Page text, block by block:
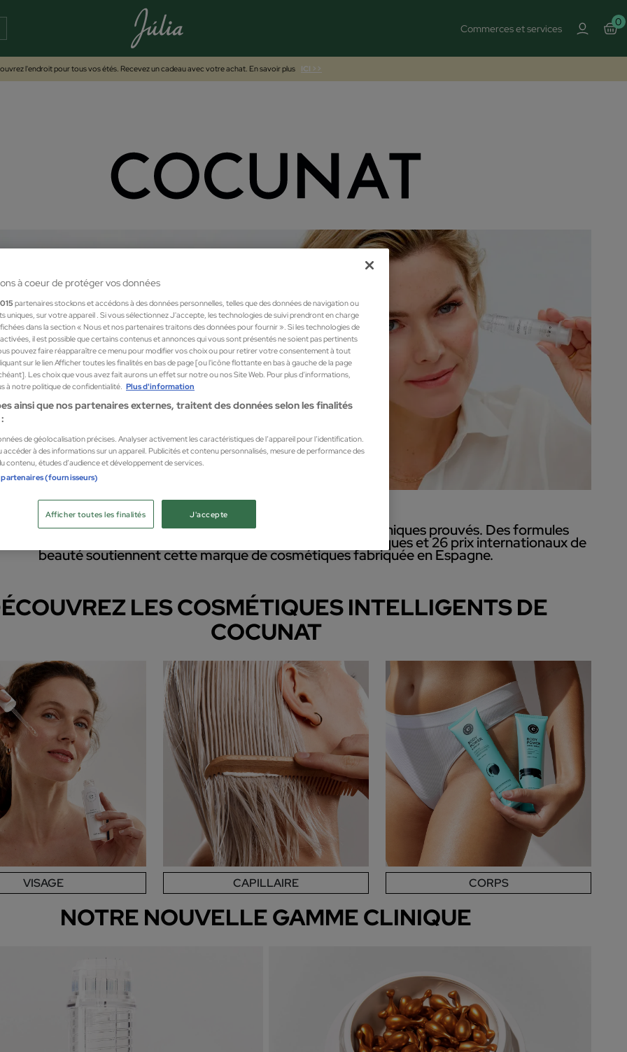
Commerces et services
0
l'endroit pour tous vos étés. Recevez un cadeau avec votre achat. En savoir plus ICI >>
est synonyme de formules intelligentes et de résultats cliniques prouvés. Des formules
sa propre R&D, des ingrédients de qualité 100 % non toxiques et 26 prix internationaux de
beauté soutiennent cette marque de cosmétiques fabriquée en Espagne.
LES COSMÉTIQUES INTELLIGENTS DE
COCUNAT
VISAGE CAPILLAIRE CORPS
NOTRE NOUVELLE GAMME CLINIQUE
à coeur de protéger vos données
partenaires stockons et accédons à des données personnelles, telles que des données de navigation ou
uniques, sur votre appareil . Si vous sélectionnez J'accepte, les technologies de suivi prendront en charge
dans la section « Nous et nos partenaires traitons des données pour fournir ». Si les technologies de
il est possible que certains contenus et annonces qui vous sont présentés ne soient pas pertinents
pouvez faire réapparaître ce menu pour modifier vos choix ou pour retirer votre consentement à tout
sur le lien Afficher toutes les finalités en bas de page [ou l'icône flottante en bas à gauche de la page
Les choix que vous avez fait aurons un effet sur notre ou nos Site Web. Pour plus d’informations,
à notre politique de confidentialité. Plus d'information
ainsi que nos partenaires externes, traitent des données selon les finalités
de géolocalisation précises. Analyser activement les caractéristiques de l’appareil pour l’identification.
à des informations sur un appareil. Publicités et contenu personnalisés, mesure de performance des
contenu, études d’audience et développement de services.
(fournisseurs)
J'accepte
Afficher toutes les finalités